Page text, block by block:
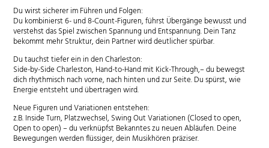
Du wirst sicherer im Führen und Folgen:
Du kombinierst 6- und 8-Count-Figuren, führst Übergänge bewusst und
verstehst das Spiel zwischen Spannung und Entspannung. Dein Tanz
bekommt mehr Struktur, dein Partner wird deutlicher spürbar.
Du tauchst tiefer ein in den Charleston:
Side-by-Side Charleston, Hand-to-Hand mit Kick-Through,– du bewegst
dich rhythmisch nach vorne, nach hinten und zur Seite. Du spürst, wie
Energie entsteht und übertragen wird.
Neue Figuren und Variationen entstehen:
z.B. Inside Turn, Platzwechsel, Swing Out Variationen (Closed to open,
Open to open) – du verknüpfst Bekanntes zu neuen Abläufen. Deine
Bewegungen werden flüssiger, dein Musikhören präziser.